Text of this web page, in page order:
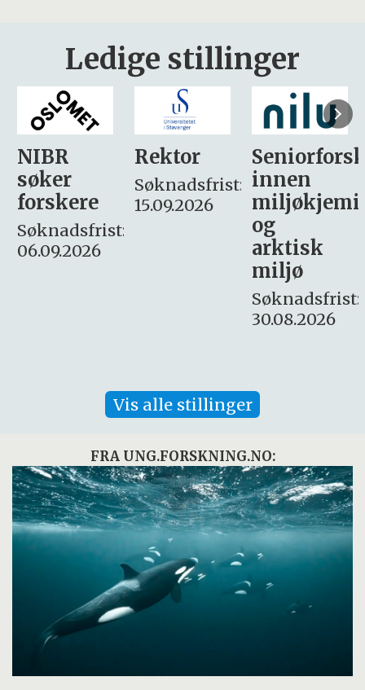
Ledige stillinger
Rektor
Søknadsfrist:
15.09.2026
Seniorforsker
innen
miljøkjemi
søker
– fast
Søknadsfrist:
16. august.
Vis alle stillinger
FRA UNG.FORSKNING.NO: